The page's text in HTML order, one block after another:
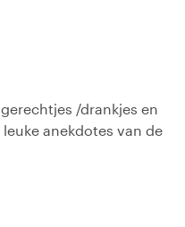
/drankjes en
anekdotes van de